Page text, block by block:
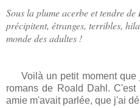
Sous la plume acerbe et tendre
précipitent, étranges, terribles,
monde des adultes !
Voilà un petit moment que
romans de Roald Dahl.
amie m'avait parlée, que j'ai